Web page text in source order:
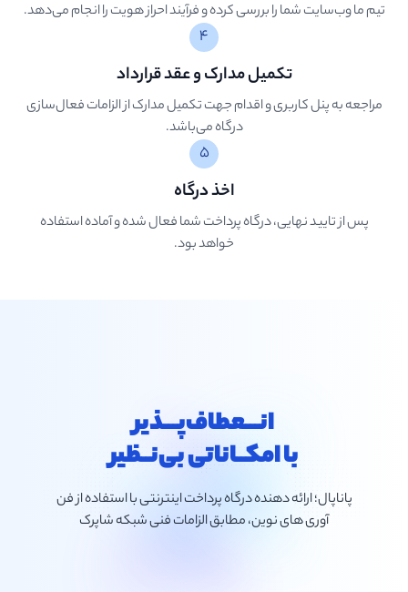
تیم ما وب‌سایت شما را بررسی کرده و فرآیند احراز هویت را انجام می‌دهد.
۴
تکمیل مدارک و عقد قرارداد
مراجعه به پنل کاربری و اقدام جهت تکمیل مدارک از الزامات فعال‌سازی
درگاه می‌باشد.
۵
اخذ درگاه
پس از تایید نهایی، درگاه پرداخت شما فعال شده و آماده استفاده
خواهد بود.
انـــعطاف‌پـــذیر
با امکــاناتی بی‌نــظیر
پاناپال؛ ارائه دهنده درگاه پرداخت اینترنتی با استفاده از فن
آوری های نوین، مطابق الزامات فنی شبکه شاپرک